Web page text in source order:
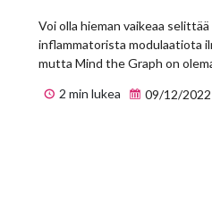
Voi olla hieman vaikeaa
inflammatorista modulaatiota
mutta Mind the Graph on
2 min lukea
09/12/2022